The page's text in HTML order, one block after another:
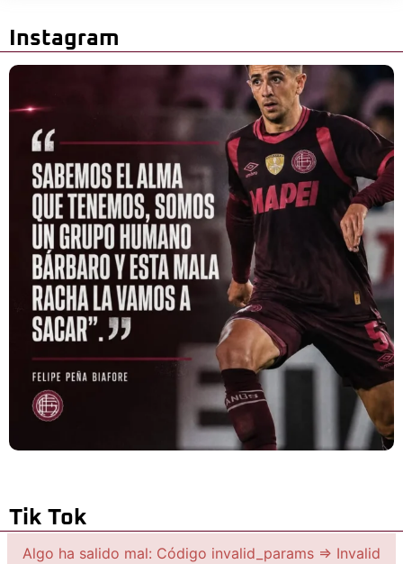
Instagram
Tik Tok
Algo ha salido mal: Código invalid_params => Invalid